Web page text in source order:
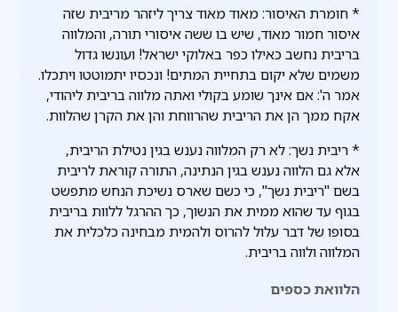
* חומרת האיסור: מאוד מאוד צריך ליזהר מריבית שזה
איסור חמור מאוד, שיש בו ששה איסורי תורה, והמלווה
בריבית נחשב כאילו כפר באלוקי ישראל! ועונשו גדול
משמים שלא יקום בתחיית המתים! ונכסיו יתמוטטו ויתכלו.
אמר ה': אם אינך שומע בקולי ואתה מלווה בריבית ליהודי,
אקח ממך הן את הריבית שהרווחת והן את הקרן שהלוות.
* ריבית נשך: לא רק המלווה נענש בגין נטילת הריבית,
אלא גם הלווה נענש בגין הנתינה, התורה קוראת לריבית
בשם "ריבית נשך", כי כשם שארס נשיכת הנחש מתפשט
בגוף עד שהוא ממית את הנשוך, כך ההרגל ללוות בריבית
בסופו של דבר עלול להרוס ולהמית מבחינה כלכלית את
המלווה ולווה בריבית.
הלוואת כספים